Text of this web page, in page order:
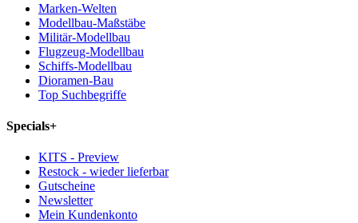
Marken-Welten
Modellbau-Maßstäbe
Militär-Modellbau
Flugzeug-Modellbau
Schiffs-Modellbau
Dioramen-Bau
Top Suchbegriffe
Specials+
KITS - Preview
Restock - wieder lieferbar
Gutscheine
Newsletter
Mein Kundenkonto